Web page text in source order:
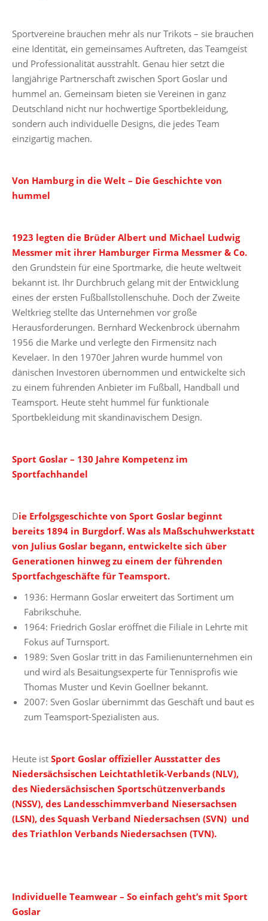
Sportvereine brauchen mehr als nur Trikots – sie brauchen
eine Identität, ein gemeinsames Auftreten, das Teamgeist
und Professionalität ausstrahlt. Genau hier setzt die
langjährige Partnerschaft zwischen Sport Goslar und
hummel an. Gemeinsam bieten sie Vereinen in ganz
Deutschland nicht nur hochwertige Sportbekleidung,
sondern auch individuelle Designs, die jedes Team
einzigartig machen.
Von Hamburg in die Welt – Die Geschichte von
hummel
1923 legten die Brüder Albert und Michael Ludwig
Messmer mit ihrer Hamburger Firma Messmer & Co.
den Grundstein für eine Sportmarke, die heute weltweit
bekannt ist. Ihr Durchbruch gelang mit der Entwicklung
eines der ersten Fußballstollenschuhe. Doch der Zweite
Weltkrieg stellte das Unternehmen vor große
Herausforderungen. Bernhard Weckenbrock übernahm
1956 die Marke und verlegte den Firmensitz nach
Kevelaer. In den 1970er Jahren wurde hummel von
dänischen Investoren übernommen und entwickelte sich
zu einem führenden Anbieter im Fußball, Handball und
Teamsport. Heute steht hummel für funktionale
Sportbekleidung mit skandinavischem Design.
Sport Goslar – 130 Jahre Kompetenz im
Sportfachhandel
Die Erfolgsgeschichte von Sport Goslar beginnt
bereits 1894 in Burgdorf. Was als Maßschuhwerkstatt
von Julius Goslar begann, entwickelte sich über
Generationen hinweg zu einem der führenden
Sportfachgeschäfte für Teamsport.
1936: Hermann Goslar erweitert das Sortiment um
Fabrikschuhe.
1964: Friedrich Goslar eröffnet die Filiale in Lehrte mit
Fokus auf Turnsport.
1989: Sven Goslar tritt in das Familienunternehmen ein
und wird als Besaitungsexperte für Tennisprofis wie
Thomas Muster und Kevin Goellner bekannt.
2007: Sven Goslar übernimmt das Geschäft und baut es
zum Teamsport-Spezialisten aus.
Heute ist Sport Goslar offizieller Ausstatter des
Niedersächsischen Leichtathletik-Verbands (NLV),
des Niedersächsischen Sportschützenverbands
(NSSV), des Landesschimmverband Niesersachsen
(LSN), des Squash Verband Niedersachsen (SVN) und
des Triathlon Verbands Niedersachsen (TVN).
Individuelle Teamwear – So einfach geht’s mit Sport
Goslar